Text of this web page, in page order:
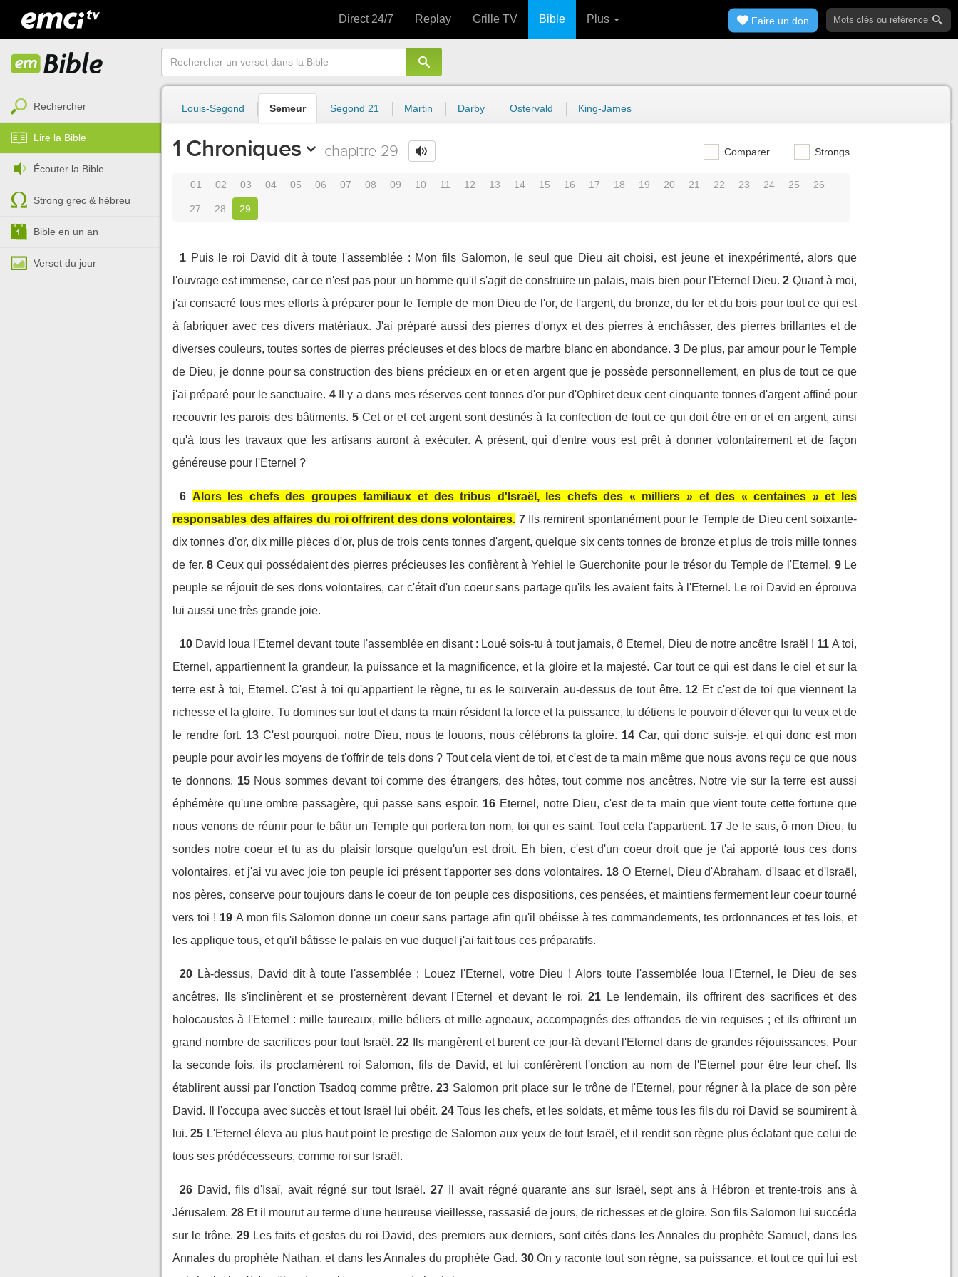
Direct 24/7 Replay Grille TV Bible Plus Faire un don
Rechercher
Lire la Bible
Écouter la Bible
Strong grec & hébreu
Bible en un an
Verset du jour
Louis-Segond Semeur Segond 21 Martin Darby Ostervald King-James
1 Chroniques chapitre 29 Comparer Strongs
01 02 03 04 05 06 07 08 09 10 11 12 13 14 15 16 17 18 19 20 21 22 23 24 25 26
27 28 29
1 Puis le roi David dit à toute l'assemblée : Mon fils Salomon, le seul que Dieu ait choisi, est jeune et inexpérimenté, alors que
l'ouvrage est immense, car ce n'est pas pour un homme qu'il s'agit de construire un palais, mais bien pour l'Eternel Dieu. 2 Quant à moi,
j'ai consacré tous mes efforts à préparer pour le Temple de mon Dieu de l'or, de l'argent, du bronze, du fer et du bois pour tout ce qui est
à fabriquer avec ces divers matériaux. J'ai préparé aussi des pierres d'onyx et des pierres à enchâsser, des pierres brillantes et de
diverses couleurs, toutes sortes de pierres précieuses et des blocs de marbre blanc en abondance. 3 De plus, par amour pour le Temple
de Dieu, je donne pour sa construction des biens précieux en or et en argent que je possède personnellement, en plus de tout ce que
j'ai préparé pour le sanctuaire. 4
Il y a dans mes réserves cent tonnes d'or pur d'Ophiret deux cent cinquante tonnes d'argent affiné pour
recouvrir les parois des bâtiments. 5 Cet or et cet argent sont destinés à la confection de tout ce qui doit être en or et en argent, ainsi
qu'à tous les travaux que les artisans auront à exécuter. A présent, qui d'entre vous est prêt à donner volontairement et de façon
généreuse pour l'Eternel ?
6 Alors les chefs des groupes familiaux et des tribus d'Israël, les chefs des « milliers » et des « centaines » et les
responsables des affaires du roi offrirent des dons volontaires. 7
Ils remirent spontanément pour le Temple de Dieu cent soixante-
dix tonnes d'or, dix mille pièces d'or, plus de trois cents tonnes d'argent, quelque six cents tonnes de bronze et plus de trois mille tonnes
de fer. 8 Ceux qui possédaient des pierres précieuses les confièrent à Yehiel le Guerchonite pour le trésor du Temple de l'Eternel. 9 Le
peuple se réjouit de ses dons volontaires, car c'était d'un coeur sans partage qu'ils les avaient faits à l'Eternel. Le roi David en éprouva
lui aussi une très grande joie.
10 David loua l'Eternel devant toute l'assemblée en disant : Loué sois-tu à tout jamais, ô Eternel, Dieu de notre ancêtre Israël ! 11 A toi,
Eternel, appartiennent la grandeur, la puissance et la magnificence, et la gloire et la majesté. Car tout ce qui est dans le ciel et sur la
terre est à toi, Eternel. C'est à toi qu'appartient le règne, tu es le souverain au-dessus de tout être. 12 Et c'est de toi que viennent la
richesse et la gloire. Tu domines sur tout et dans ta main résident la force et la puissance, tu détiens le pouvoir d'élever qui tu veux et de
le rendre fort. 13 C'est pourquoi, notre Dieu, nous te louons, nous célébrons ta gloire. 14 Car, qui donc suis-je, et qui donc est mon
peuple pour avoir les moyens de t'offrir de tels dons ? Tout cela vient de toi, et c'est de ta main même que nous avons reçu ce que nous
te donnons. 15 Nous sommes devant toi comme des étrangers, des hôtes, tout comme nos ancêtres. Notre vie sur la terre est aussi
éphémère qu'une ombre passagère, qui passe sans espoir. 16 Eternel, notre Dieu, c'est de ta main que vient toute cette fortune que
nous venons de réunir pour te bâtir un Temple qui portera ton nom, toi qui es saint. Tout cela t'appartient. 17 Je le sais, ô mon Dieu, tu
sondes notre coeur et tu as du plaisir lorsque quelqu'un est droit. Eh bien, c'est d'un coeur droit que je t'ai apporté tous ces dons
volontaires, et j'ai vu avec joie ton peuple ici présent t'apporter ses dons volontaires. 18 O Eternel, Dieu d'Abraham, d'Isaac et d'Israël,
nos pères, conserve pour toujours dans le coeur de ton peuple ces dispositions, ces pensées, et maintiens fermement leur coeur tourné
vers toi ! 19 A mon fils Salomon donne un coeur sans partage afin qu'il obéisse à tes commandements, tes ordonnances et tes lois, et
les applique tous, et qu'il bâtisse le palais en vue duquel j'ai fait tous ces préparatifs.
20 Là-dessus, David dit à toute l'assemblée : Louez l'Eternel, votre Dieu ! Alors toute l'assemblée loua l'Eternel, le Dieu de ses
ancêtres. Ils s'inclinèrent et se prosternèrent devant l'Eternel et devant le roi. 21
Le lendemain, ils offrirent des sacrifices et des
holocaustes à l'Eternel : mille taureaux, mille béliers et mille agneaux, accompagnés des offrandes de vin requises ; et ils offrirent un
grand nombre de sacrifices pour tout Israël. 22
Ils mangèrent et burent ce jour-là devant l'Eternel dans de grandes réjouissances. Pour
la seconde fois, ils proclamèrent roi Salomon, fils de David, et lui conférèrent l'onction au nom de l'Eternel pour être leur chef. Ils
établirent aussi par l'onction Tsadoq comme prêtre. 23 Salomon prit place sur le trône de l'Eternel, pour régner à la place de son père
David. Il l'occupa avec succès et tout Israël lui obéit. 24 Tous les chefs, et les soldats, et même tous les fils du roi David se soumirent à
lui. 25 L'Eternel éleva au plus haut point le prestige de Salomon aux yeux de tout Israël, et il rendit son règne plus éclatant que celui de
tous ses prédécesseurs, comme roi sur Israël.
26 David, fils d'Isaï, avait régné sur tout Israël. 27
Il avait régné quarante ans sur Israël, sept ans à Hébron et trente-trois ans à
Jérusalem. 28 Et il mourut au terme d'une heureuse vieillesse, rassasié de jours, de richesses et de gloire. Son fils Salomon lui succéda
sur le trône. 29 Les faits et gestes du roi David, des premiers aux derniers, sont cités dans les Annales du prophète Samuel, dans les
Annales du prophète Nathan, et dans les Annales du prophète Gad. 30 On y raconte tout son règne, sa puissance, et tout ce qui lui est